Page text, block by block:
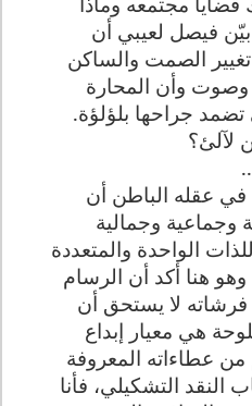
بيّن فيصل لعيبي أن
الصمت والساكن
وأن المحارة
جراحها بلؤلؤة.
لآلئ؟
في عقله الباطن أن
وجمالية
الواحدة والمتعددة
وهو هنا أكد أن الرسام
لا يستحق أن
هي معيار إبداع
عطاءاته المعروفة
النقد التشكيلي، فأنا